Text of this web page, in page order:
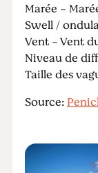
Marée -
Swell /
Vent - Vent
Niveau de
Taille des
Source: